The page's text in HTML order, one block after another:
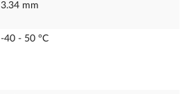
3.34 mm
-40 - 50 °C